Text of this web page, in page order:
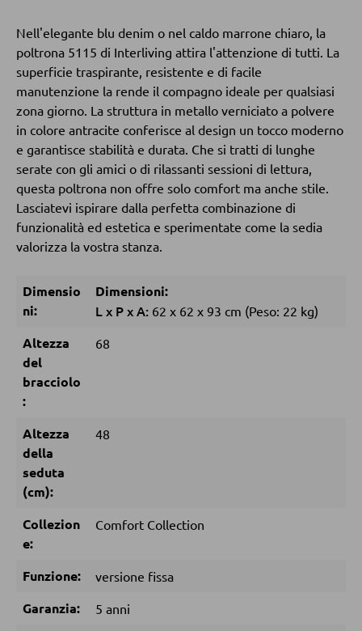
Pouf a sacco
DORMIRE
Comodini
Letti boxspring
Letti matrimoniali
Letti imbottiti
Letti singoli
MATERASSI
Accessori per il materasso
Armadi con ante a battente
Nell'elegante blu denim o nel caldo marrone chiaro, la
poltrona 5115 di Interliving attira l'attenzione di tutti. La
superficie traspirante, resistente e di facile
manutenzione la rende il compagno ideale per qualsiasi
zona giorno. La struttura in metallo verniciato a polvere
in colore antracite conferisce al design un tocco moderno
e garantisce stabilità e durata. Che si tratti di lunghe
serate con gli amici o di rilassanti sessioni di lettura,
questa poltrona non offre solo comfort ma anche stile.
Lasciatevi ispirare dalla perfetta combinazione di
funzionalità ed estetica e sperimentate come la sedia
valorizza la vostra stanza.
Dimensio
ni:
Dimensioni:
Lx PxA: 62 x 62 x 93 cm (Peso: 22 kg)
Altezza
del
bracciolo
:
68
Altezza
della
seduta
(cm):
48
Collezion
e:
Comfort Collection
Funzione: versione fissa
Garanzia: 5 anni